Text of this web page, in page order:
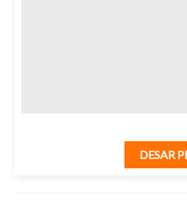
DESAR